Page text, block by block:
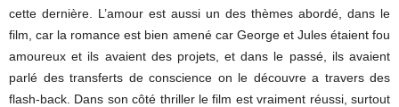
cette dernière. L’amour est aussi un des thèmes abordé, dans le
film, car la romance est bien amené car George et Jules étaient fou
amoureux et ils avaient des projets, et dans le passé, ils avaient
parlé des transferts de conscience on le découvre a travers des
flash-back. Dans son côté thriller le film est vraiment réussi, surtout